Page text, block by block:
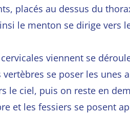
placés au dessus du
le menton se dirige vers
viennent se
se poser les unes
le ciel, puis on reste en
et les fessiers se posent